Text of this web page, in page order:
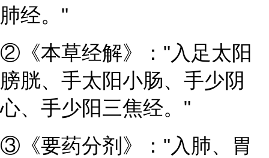
肺经。"
②《本草经解》："入足太阳
膀胱、手太阳小肠、手少阴
心、手少阳三焦经。"
③《要药分剂》："入肺、胃